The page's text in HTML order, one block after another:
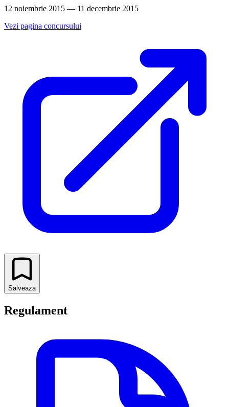
12 noiembrie 2015 — 11 decembrie 2015
Vezi pagina concursului
Salveaza
Regulament